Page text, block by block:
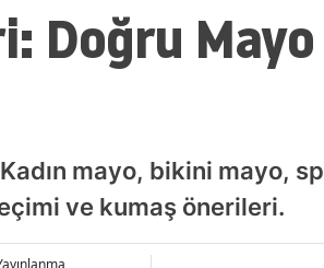
Doğru
mayo, bikini mayo,
ve kumaş önerileri.